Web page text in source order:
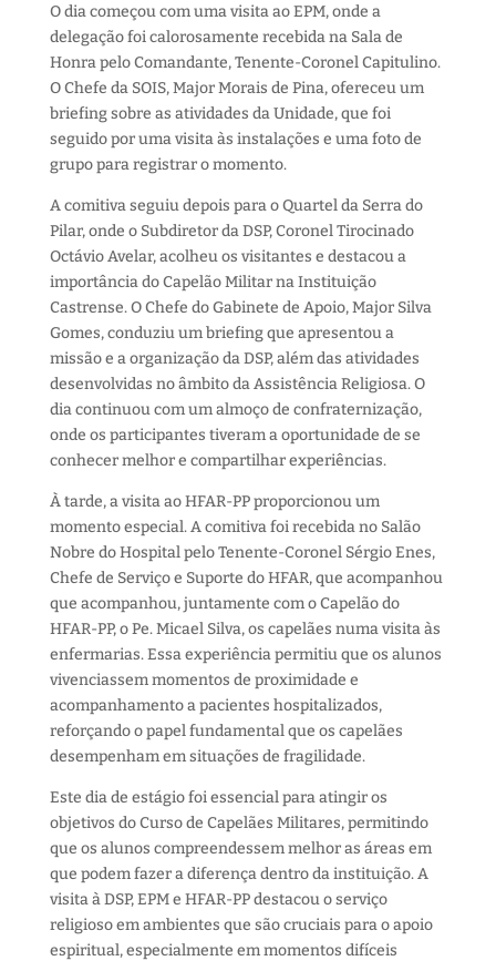
O dia começou com uma visita ao EPM, onde a
delegação foi calorosamente recebida na Sala de
Honra pelo Comandante, Tenente-Coronel Capitulino.
O Chefe da SOIS, Major Morais de Pina, ofereceu um
briefing sobre as atividades da Unidade, que foi
seguido por uma visita às instalações e uma foto de
grupo para registrar o momento.
A comitiva seguiu depois para o Quartel da Serra do
Pilar, onde o Subdiretor da DSP, Coronel Tirocinado
Octávio Avelar, acolheu os visitantes e destacou a
importância do Capelão Militar na Instituição
Castrense. O Chefe do Gabinete de Apoio, Major Silva
Gomes, conduziu um briefing que apresentou a
missão e a organização da DSP, além das atividades
desenvolvidas no âmbito da Assistência Religiosa. O
dia continuou com um almoço de confraternização,
onde os participantes tiveram a oportunidade de se
conhecer melhor e compartilhar experiências.
À tarde, a visita ao HFAR-PP proporcionou um
momento especial. A comitiva foi recebida no Salão
Nobre do Hospital pelo Tenente-Coronel Sérgio Enes,
Chefe de Serviço e Suporte do HFAR, que acompanhou
que acompanhou, juntamente com o Capelão do
HFAR-PP, o Pe. Micael Silva, os capelães numa visita às
enfermarias. Essa experiência permitiu que os alunos
vivenciassem momentos de proximidade e
acompanhamento a pacientes hospitalizados,
reforçando o papel fundamental que os capelães
desempenham em situações de fragilidade.
Este dia de estágio foi essencial para atingir os
objetivos do Curso de Capelães Militares, permitindo
que os alunos compreendessem melhor as áreas em
que podem fazer a diferença dentro da instituição. A
visita à DSP, EPM e HFAR-PP destacou o serviço
religioso em ambientes que são cruciais para o apoio
espiritual, especialmente em momentos difíceis